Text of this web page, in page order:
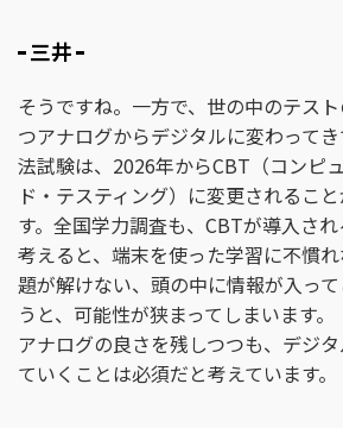
三井
そうですね。一方で、世の中のテス
つアナログからデジタルに変わって
法試験は、2026年からCBT（コンピ
ド・テスティング）に変更されるこ
す。全国学力調査も、CBTが導入さ
考えると、端末を使った学習に不慣
題が解けない、頭の中に情報が入っ
うと、可能性が狭まってしまいます。
アナログの良さを残しつつも、デジ
ていくことは必須だと考えています。